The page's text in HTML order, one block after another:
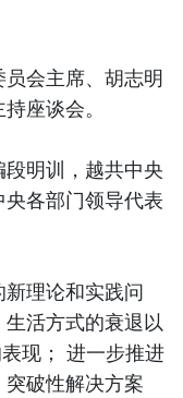
会主席、胡志明
座谈会。
明训，越共中央
各部门领导代表
理论和实践问
活方式的衰退以
现； 进一步推进
破性解决方案